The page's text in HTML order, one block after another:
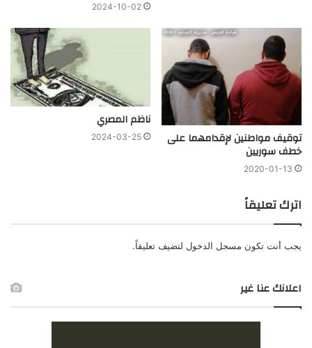
2024-10-02
توقيف مواطنين لإقدامهما على
خطف سوريين
2020-01-13
ناظم المصري
2024-03-25
اترك تعليقاً
يجب أنت تكون مسجل الدخول لتضيف تعليقاً.
اعلانك عنا غير